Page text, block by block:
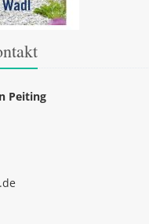
Peiting